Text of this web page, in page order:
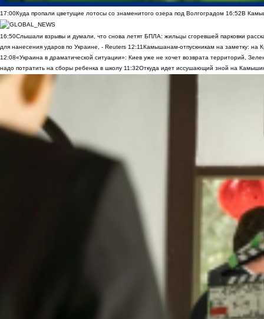
17:00Куда пропали цветущие лотосы со знаменитого озера под Волгоградом 16:52В
16:50Слышали взрывы и думали, что снова летят БПЛА: жильцы сгоревшей парковки
для нанесения ударов по Украине, - Reuters 12:11Камышанам-отпускникам на заметку: на
12:08«Украина в драматической ситуации»: Киев уже не хочет возврата территорий,
надо потратить на сборы ребенка в школу 11:32Откуда идет иссушающий зной на